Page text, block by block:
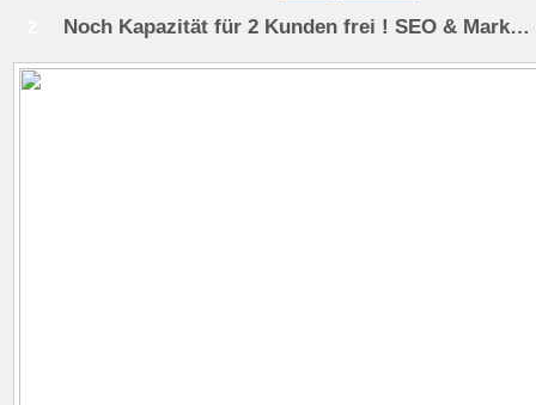
Noch Kapazität für 2 Kunden frei ! SEO & Mark…